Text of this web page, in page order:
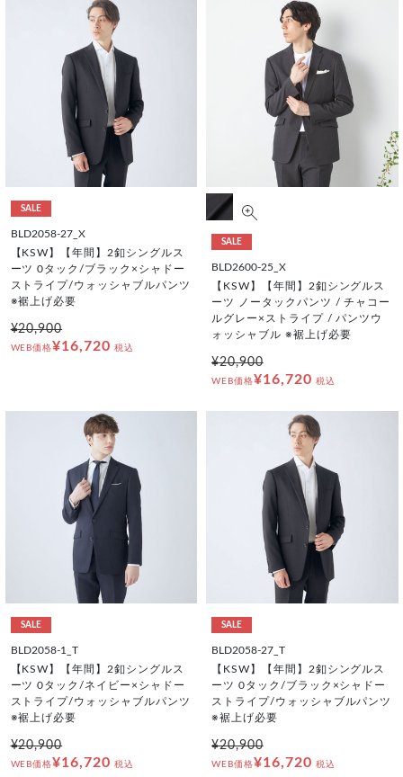
SALE
BLD2058-27_X
【KSW】【年間】2釦シングルス
ーツ 0タック/ブラック×シャドー
ストライプ/ウォッシャブルパンツ
※裾上げ必要
¥20,900
WEB価格¥16,720 税込
SALE
BLD2600-25_X
【KSW】【年間】2釦シングルス
ーツ ノータックパンツ / チャコー
ルグレー×ストライプ / パンツウ
ォッシャブル ※裾上げ必要
¥20,900
WEB価格¥16,720 税込
SALE
BLD2058-1_T
【KSW】【年間】2釦シングルス
ーツ 0タック/ネイビー×シャドー
ストライプ/ウォッシャブルパンツ
※裾上げ必要
¥20,900
WEB価格¥16,720 税込
SALE
BLD2058-27_T
【KSW】【年間】2釦シングルス
ーツ 0タック/ブラック×シャドー
ストライプ/ウォッシャブルパンツ
※裾上げ必要
¥20,900
WEB価格¥16,720 税込